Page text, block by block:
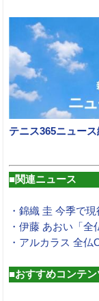
テニス365ニュース
■関連ニュース
・錦織 圭 今季で
・伊藤 あおい「全
・アルカラス 全仏
■おすすめコンテン